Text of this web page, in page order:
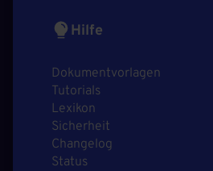
Hilfe
Dokumentvorlagen
Tutorials
Lexikon
Sicherheit
Changelog
Status